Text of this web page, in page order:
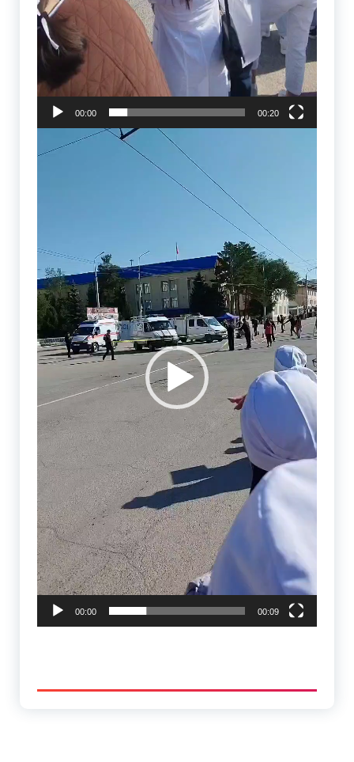
00:00 00:20
Видеоплеер
00:00 00:09